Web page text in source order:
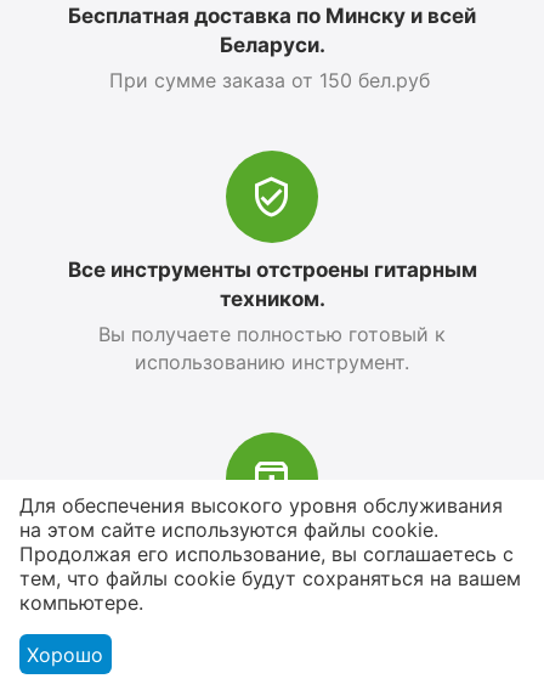
Бесплатная доставка по Минску и всей
Беларуси.
При сумме заказа от 150 бел.руб
Все инструменты отстроены гитарным
техником.
Вы получаете полностью готовый к
использованию инструмент.
В наличии более 4000 наименований
товаров
От расходников до сценического
Для обеспечения высокого уровня обслуживания
на этом сайте используются файлы cookie.
Продолжая его использование, вы соглашаетесь с
тем, что файлы cookie будут сохраняться на вашем
компьютере.
Хорошо